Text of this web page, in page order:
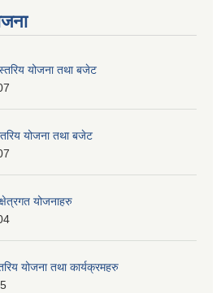
योजना तथा बजेट
योजना तथा बजेट
योजनाहरु
योजना तथा कार्यक्रमहरु